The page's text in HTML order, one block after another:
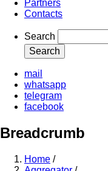
Partners
Contacts
Search
mail
whatsapp
telegram
facebook
Breadcrumb
Home /